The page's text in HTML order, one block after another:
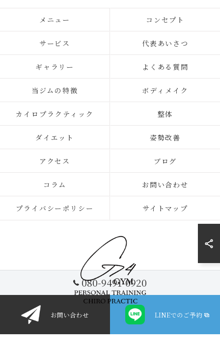
080-9491-0920
お問い合わせ LINEでのご予約
メニュー コンセプト
サービス 代表あいさつ
ギャラリー よくある質問
当ジムの特徴 ボディメイク
カイロプラクティック 整体
ダイエット 姿勢改善
アクセス ブログ
コラム お問い合わせ
プライバシーポリシー サイトマップ
© 2026 愛知県一宮市のパーソナルジムならG-4GYM ALL RIGHTS RESERVED.